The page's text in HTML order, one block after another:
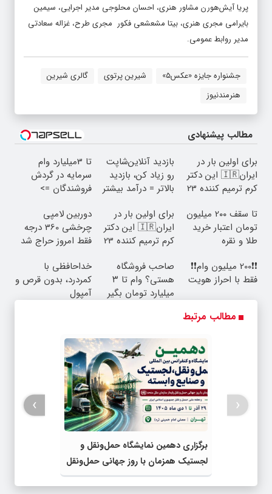
پریا آیش‌هورن مشاور هنری، احسان محلوجی مدیر اجرایی، سیمین
بایرامی مجری هنری، بیتا مشعشعی فکور مجری طرح، غزاله سعادتی
مدیر روابط عمومی.
جشنواره جایزه «عکس۵» شیرین پرتوی
گالری شیرین
هنرمندنیوز
مطالب پیشنهادی
برای اولین بار در
ایران🇮🇷 این دکتر
کرم ترمیم کننده 23
بازدید آنلاین‌شاپت
رو زیاد کن، بازدید
بالاتر = درآمد بیشتر
تا 3میلیارد وام
سرمایه در گردش
فروشندگان =>
کن
تا سقف 2۰۰ میلیون
تومان اعتبار خرید
طلا و نقره
برای اولین بار در
ایران🇮🇷 این دکتر
کرم ترمیم کننده 23
دوربین لامپی
چرخشی 360 درجه
فقط امروز حراج شد
منزل
❗❗200 میلیون وام❗❗
فقط با احراز هویت
صاحب فروشگاه
هستی؟ وام تا ۳
میلیارد تومان بگیر
خداحافظی با
کمردرد، بدون قرص و
آمپول
مطالب مرتبط
برگزاری دهمین نمایشگاه حمل‌ونقل و
لجستیک همزمان با روز جهانی حمل‌ونقل
پایدار سازمان ملل متحد
‹
›